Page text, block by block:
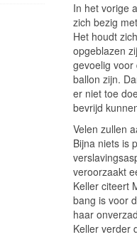
In het vorige
zich bezig
Het houdt
opgeblazen
gevoelig voor
ballon zijn.
er niet toe
bevrijd
Velen zullen
Bijna niets is
veroorzaakt
Keller citeert
bang is voor
haar
Keller verder